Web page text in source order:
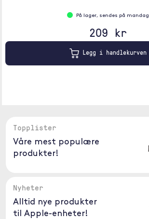
På lager, sendes på mandag
209 kr
Legg i handlekurven
Topplister
Våre mest populære
produkter!
Nyheter
Alltid nye produkter
til Apple-enheter!